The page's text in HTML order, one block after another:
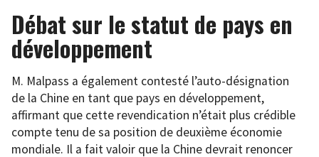
Débat sur le statut de pays en
développement
M. Malpass a également contesté l’auto-désignation
de la Chine en tant que pays en développement,
affirmant que cette revendication n’était plus crédible
compte tenu de sa position de deuxième économie
mondiale. Il a fait valoir que la Chine devrait renoncer